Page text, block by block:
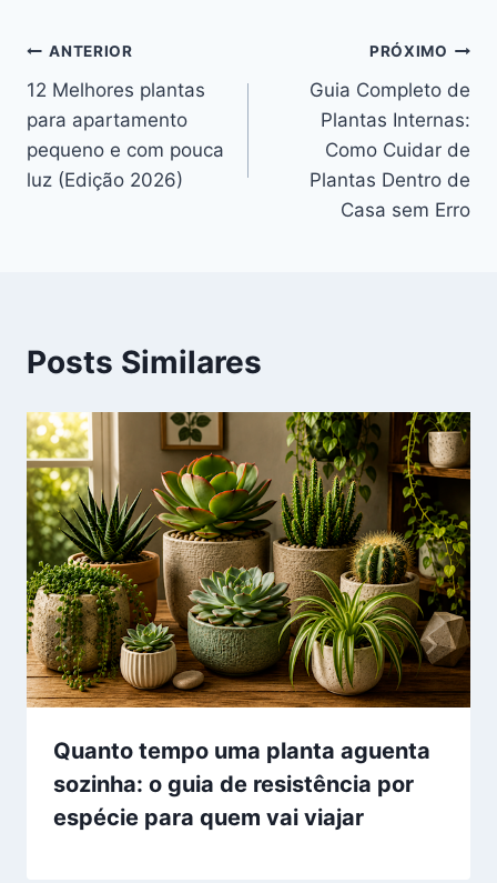
Navegação
de
Post
ANTERIOR
12 Melhores plantas
para apartamento
pequeno e com pouca
luz (Edição 2026)
PRÓXIMO
Guia Completo de
Plantas Internas:
Como Cuidar de
Plantas Dentro de
Casa sem Erro
Posts Similares
Quanto tempo uma planta aguenta
sozinha: o guia de resistência por
espécie para quem vai viajar